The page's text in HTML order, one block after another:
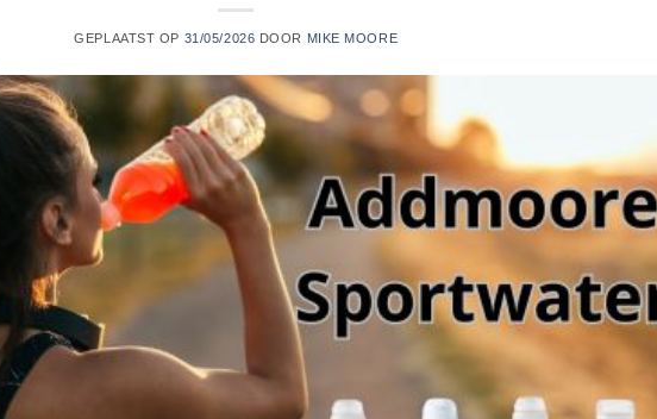
GEPLAATST OP 31/05/2026 DOOR MIKE MOORE